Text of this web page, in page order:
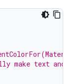
make text and